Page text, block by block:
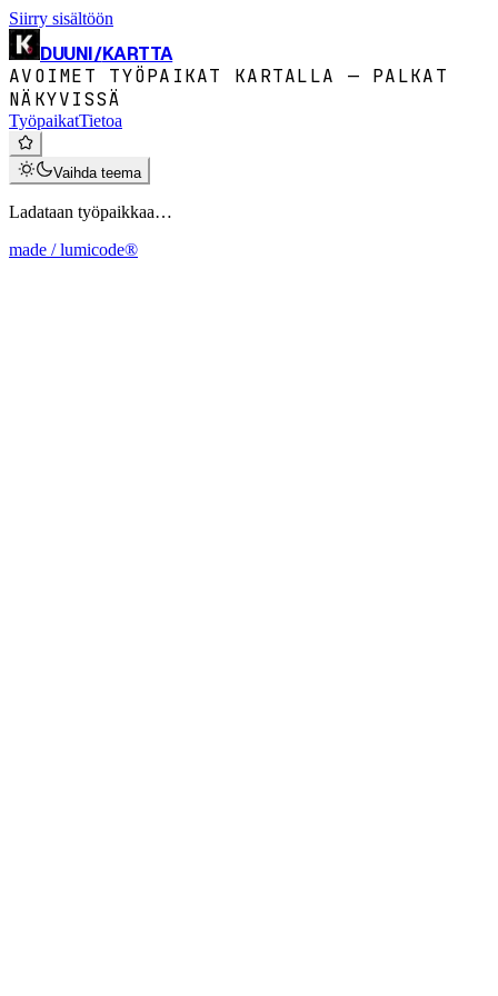
Siirry sisältöön
DUUNI/KARTTA
AVOIMET TYÖPAIKAT KARTALLA — PALKAT
NÄKYVISSÄ
TyöpaikatTietoa
Vaihda teema
Ladataan työpaikkaa…
made / lumicode®